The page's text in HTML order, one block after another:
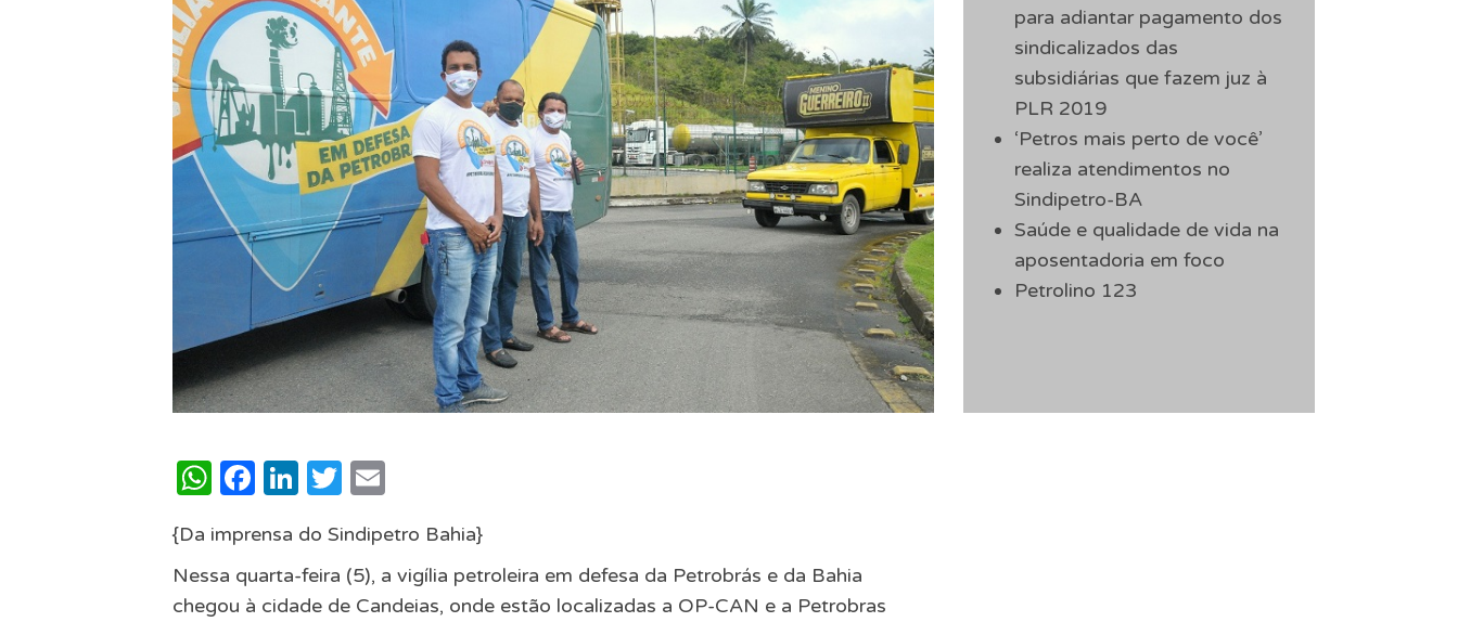
WhatsApp
Facebook
LinkedIn
Twitter
Email
{Da imprensa do Sindipetro Bahia}
Nessa quarta-feira (5), a vigília petroleira em defesa da Petrobrás e da Bahia
chegou à cidade de Candeias, onde estão localizadas a OP-CAN e a Petrobras
para adiantar pagamento dos
sindicalizados das
subsidiárias que fazem juz à
PLR 2019
‘Petros mais perto de você’
realiza atendimentos no
Sindipetro-BA
Saúde e qualidade de vida na
aposentadoria em foco
Petrolino 123